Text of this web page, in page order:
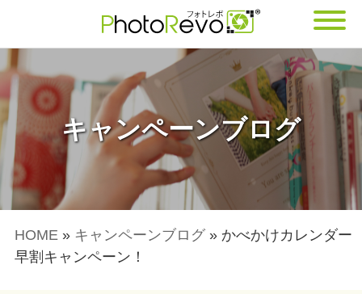
キャンペーンブログ
HOME » キャンペーンブログ » かべかけカレンダー
早割キャンペーン！